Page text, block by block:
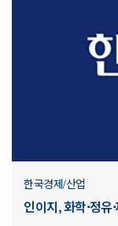
한국경제/산업
인이지, 화학·정유